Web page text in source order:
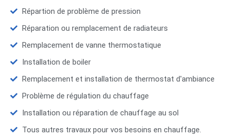
Répartion de problème de pression
Réparation ou remplacement de radiateurs
Remplacement de vanne thermostatique
Installation de boiler
Remplacement et installation de thermostat d'ambiance
Problème de régulation du chauffage
Installation ou réparation de chauffage au sol
Tous autres travaux pour vos besoins en chauffage.